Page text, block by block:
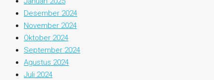
Desember 2024
November 2024
Oktober 2024
September 2024
Agustus 2024
Juli 2024